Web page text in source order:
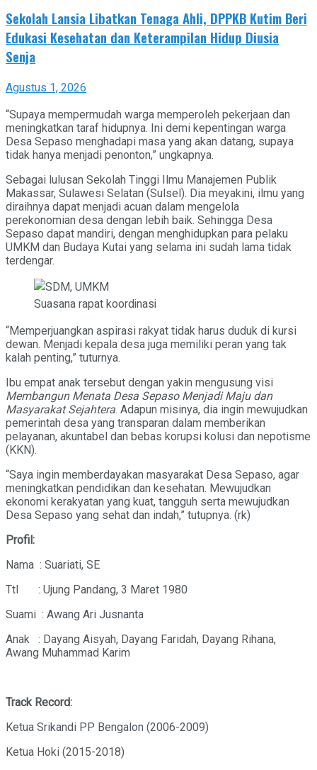
Sekolah Lansia Libatkan Tenaga Ahli, DPPKB Kutim Beri
Edukasi Kesehatan dan Keterampilan Hidup Diusia
Senja
Agustus 1, 2026
“Supaya mempermudah warga memperoleh pekerjaan dan
meningkatkan taraf hidupnya. Ini demi kepentingan warga
Desa Sepaso menghadapi masa yang akan datang, supaya
tidak hanya menjadi penonton,” ungkapnya.
Sebagai lulusan Sekolah Tinggi Ilmu Manajemen Publik
Makassar, Sulawesi Selatan (Sulsel). Dia meyakini, ilmu yang
diraihnya dapat menjadi acuan dalam mengelola
perekonomian desa dengan lebih baik. Sehingga Desa
Sepaso dapat mandiri, dengan menghidupkan para pelaku
UMKM dan Budaya Kutai yang selama ini sudah lama tidak
terdengar.
Suasana rapat koordinasi
“Memperjuangkan aspirasi rakyat tidak harus duduk di kursi
dewan. Menjadi kepala desa juga memiliki peran yang tak
kalah penting,” tuturnya.
Ibu empat anak tersebut dengan yakin mengusung visi
Membangun Menata Desa Sepaso Menjadi Maju dan
Masyarakat Sejahtera. Adapun misinya, dia ingin mewujudkan
pemerintah desa yang transparan dalam memberikan
pelayanan, akuntabel dan bebas korupsi kolusi dan nepotisme
(KKN).
“Saya ingin memberdayakan masyarakat Desa Sepaso, agar
meningkatkan pendidikan dan kesehatan. Mewujudkan
ekonomi kerakyatan yang kuat, tangguh serta mewujudkan
Desa Sepaso yang sehat dan indah,” tutupnya. (rk)
Profil:
Nama : Suariati, SE
Ttl : Ujung Pandang, 3 Maret 1980
Suami : Awang Ari Jusnanta
Anak : Dayang Aisyah, Dayang Faridah, Dayang Rihana,
Awang Muhammad Karim
Track Record:
Ketua Srikandi PP Bengalon (2006-2009)
Ketua Hoki (2015-2018)